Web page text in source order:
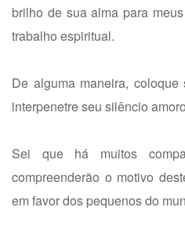
brilho de sua alma para
trabalho espiritual.
De alguma maneira,
interpenetre seu silêncio
Sei que há muitos
compreenderão o motivo
em favor dos pequenos do